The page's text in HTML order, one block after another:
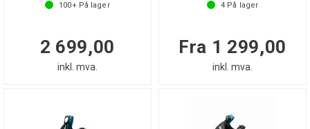
100+På lager
2 699,00
inkl. mva.
4 På lager
Fra 1 299,00
inkl. mva.